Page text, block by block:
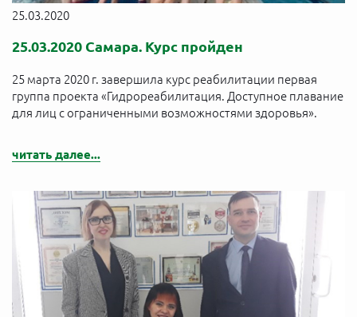
25.03.2020
25.03.2020 Самара. Курс пройден
25 марта 2020 г. завершила курс реабилитации первая
группа проекта «Гидрореабилитация. Доступное плавание
для лиц с ограниченными возможностями здоровья».
читать далее...